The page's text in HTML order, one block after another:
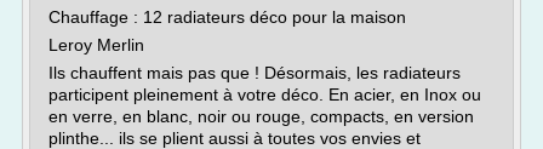
Chauffage : 12 radiateurs déco pour la maison
Leroy Merlin
Ils chauffent mais pas que ! Désormais, les radiateurs
participent pleinement à votre déco. En acier, en Inox ou
en verre, en blanc, noir ou rouge, compacts, en version
plinthe... ils se plient aussi à toutes vos envies et